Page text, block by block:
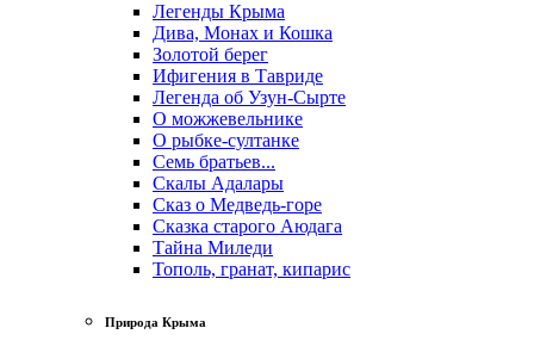
Легенды Крыма
Дива, Монах и Кошка
Золотой берег
Ифигения в Тавриде
Легенда об Узун-Сырте
О можжевельнике
О рыбке-султанке
Семь братьев...
Скалы Адалары
Сказ о Медведь-горе
Сказка старого Аюдага
Тайна Миледи
Тополь, гранат, кипарис
Природа Крыма